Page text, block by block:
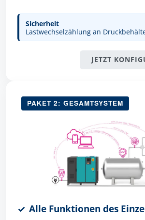
Sicherheit
Lastwechselzählung an
JETZT
PAKET 2: GESAMTSYSTEM
Alle Funktionen des